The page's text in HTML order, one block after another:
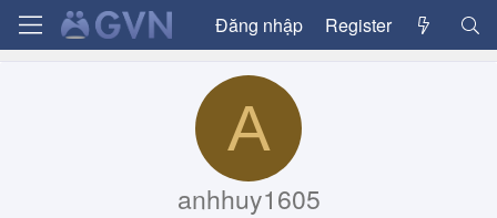
Đăng nhập Register
A
anhhuy1605